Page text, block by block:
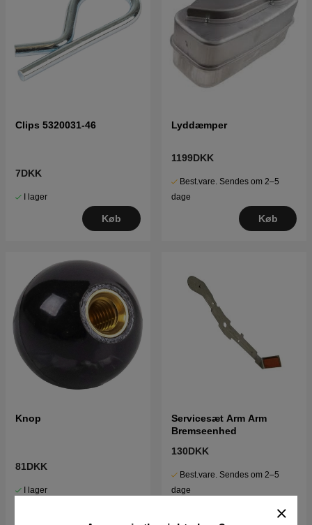
Clips 5320031-46
7DKK
I lager
Køb
Lyddæmper
1199DKK
Best.vare. Sendes om 2–5
dage
Køb
Knop
81DKK
I lager
Servicesæt Arm Arm
Bremseenhed
130DKK
Best.vare. Sendes om 2–5
dage
Køb